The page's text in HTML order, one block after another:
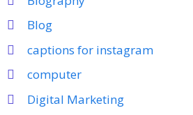
Blog
captions for instagram
computer
Digital Marketing